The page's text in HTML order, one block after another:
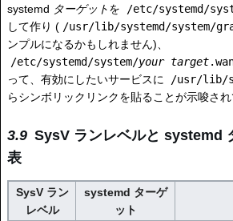
systemd ターゲットを /etc/systemd/
して作り ( /usr/lib/systemd/system/
ンプルになるかもしれません)、
/etc/systemd/system/your target
って、有効にしたいサービスに
/usr/lib/
らシンボリックリンクを貼ることが示唆され
SysV ランレベルと systemd
表
SysV ラン
レベル
systemd ターゲ
ット